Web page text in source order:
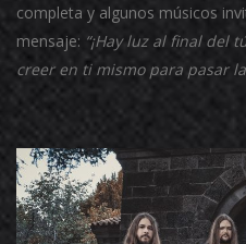
completa y algunos músicos
mensaje: “¡Hay luz al final del
creer en ti mismo para pasar